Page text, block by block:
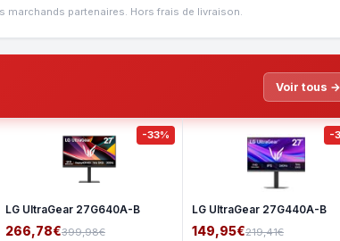
marchands partenaires. Hors frais de livraison.
Voir tous →
-33%
LG UltraGear 27G640A-B
266,78€399,98€
-
LG UltraGear 27G440A-B
149,95€219,41€